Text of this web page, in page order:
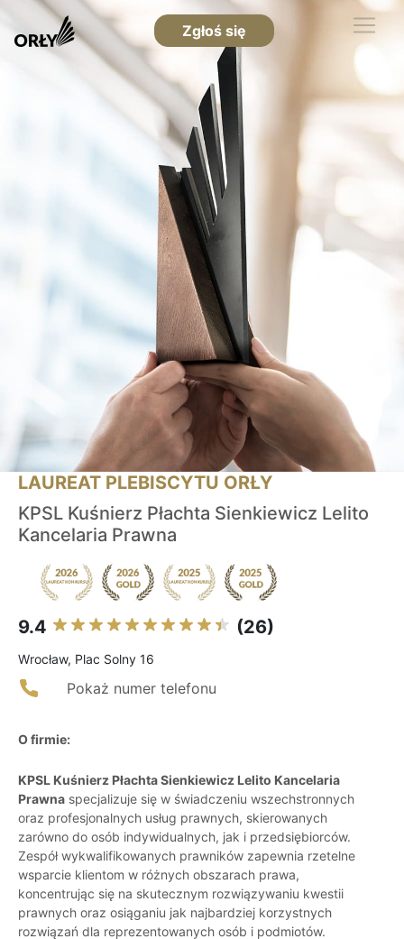
Zgłoś się
LAUREAT PLEBISCYTU ORŁY
KPSL Kuśnierz Płachta Sienkiewicz Lelito
Kancelaria Prawna
9.4 (26)
Wrocław, Plac Solny 16
Pokaż numer telefonu
O firmie:
KPSL Kuśnierz Płachta Sienkiewicz Lelito Kancelaria
Prawna specjalizuje się w świadczeniu wszechstronnych
oraz profesjonalnych usług prawnych, skierowanych
zarówno do osób indywidualnych, jak i przedsiębiorców.
Zespół wykwalifikowanych prawników zapewnia rzetelne
wsparcie klientom w różnych obszarach prawa,
koncentrując się na skutecznym rozwiązywaniu kwestii
prawnych oraz osiąganiu jak najbardziej korzystnych
rozwiązań dla reprezentowanych osób i podmiotów.